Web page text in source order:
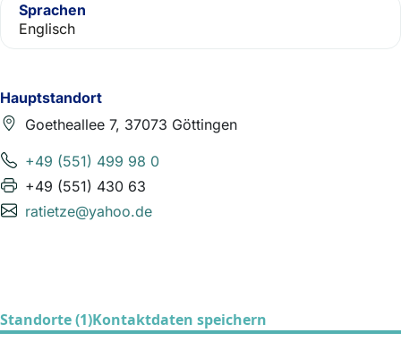
Hauptstandort
Goetheallee 7, 37073 Göttingen
+49 (551) 499 98 0
+49 (551) 430 63
ratietze@yahoo.de
Sprachen
Englisch
Standorte (1)Kontaktdaten speichern